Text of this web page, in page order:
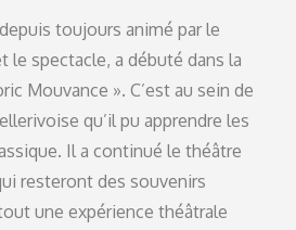
toujours animé par le
le spectacle, a débuté dans la
Mouvance ». C’est au sein de
qu’il pu apprendre les
Il a continué le théâtre
resteront des souvenirs
une expérience théâtrale